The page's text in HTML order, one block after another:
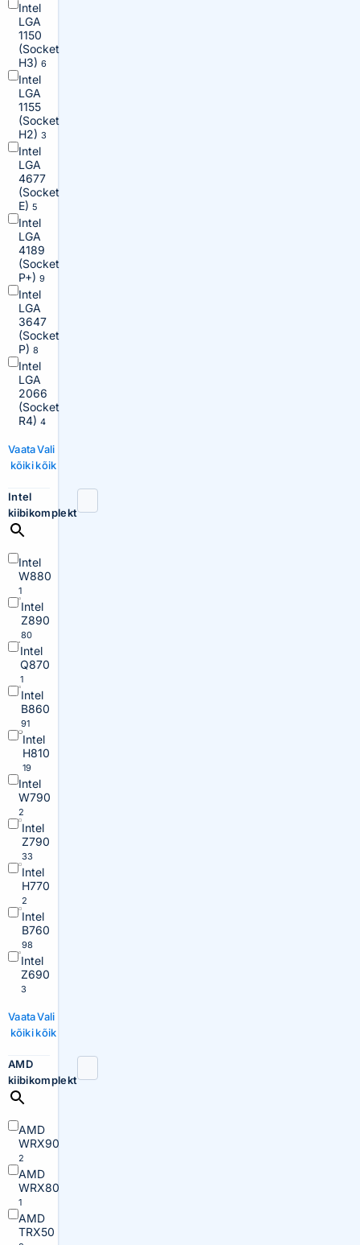
Intel
LGA
1150
(Socket
H3) 6
Intel
LGA
1155
(Socket
H2) 3
Intel
LGA
4677
(Socket
E) 5
Intel
LGA
4189
(Socket
P+) 9
Intel
LGA
3647
(Socket
P) 8
Intel
LGA
2066
(Socket
R4) 4
Vaata
kõiki
Vali
kõik
Intel
kiibikomplekt
Intel
W880
1
Intel
Z890
80
Intel
Q870
1
Intel
B860
91
Intel
H810
19
Intel
W790
2
Intel
Z790
33
Intel
H770
2
Intel
B760
98
Intel
Z690
3
Vaata
kõiki
Vali
kõik
AMD
kiibikomplekt
AMD
WRX90
2
AMD
WRX80
1
AMD
TRX50